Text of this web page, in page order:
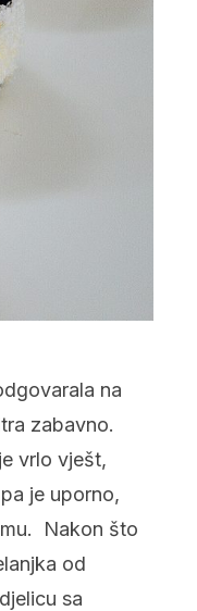
na
zabavno.
vrlo vješt,
je uporno,
Nakon što
od
sa